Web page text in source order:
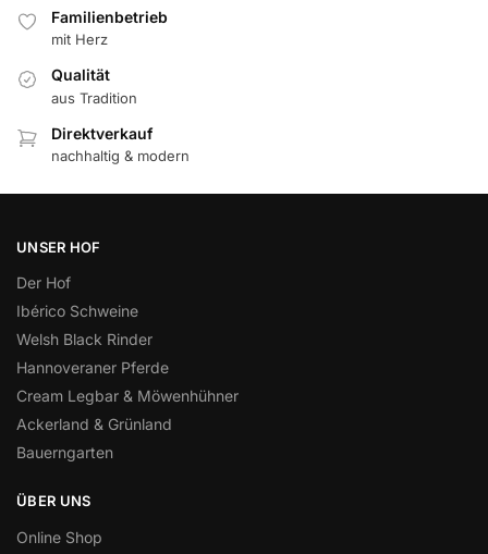
Familienbetrieb
mit Herz
Qualität
aus Tradition
Direktverkauf
nachhaltig & modern
UNSER HOF
Der Hof
Ibérico Schweine
Welsh Black Rinder
Hannoveraner Pferde
Cream Legbar & Möwenhühner
Ackerland & Grünland
Bauerngarten
ÜBER UNS
Online Shop